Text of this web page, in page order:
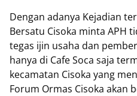
Dengan adanya Kejadian
Bersatu Cisoka minta APH
tegas ijin usaha dan
hanya di Cafe Soca saja
kecamatan Cisoka yang
Forum Ormas Cisoka akan